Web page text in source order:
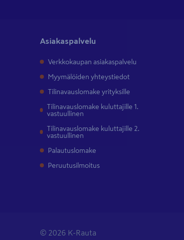
Asiakaspalvelu
Verkkokaupan asiakaspalvelu
Myymälöiden yhteystiedot
Tilinavauslomake yrityksille
Tilinavauslomake kuluttajille 1.
vastuullinen
Tilinavauslomake kuluttajille 2.
vastuullinen
Palautuslomake
Peruutusilmoitus
© 2026 K-Rauta